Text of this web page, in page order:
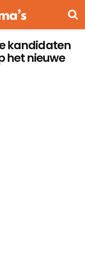
kandidaten
het nieuwe